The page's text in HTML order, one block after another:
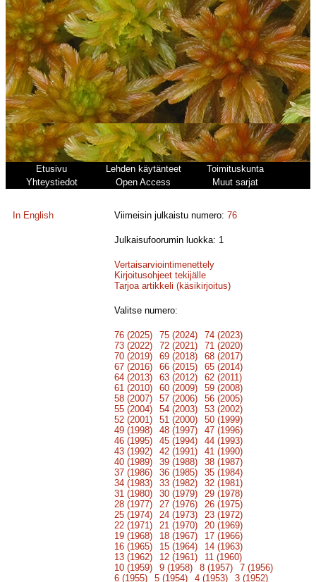
Etusivu Lehden käytänteet
Toimituskunta
Yhteystiedot
Open Access Muut sarjat
In English Viimeisin julkaistu numero:76
Julkaisufoorumin luokka: 1
Vertaisarviointimenettely
Kirjoitusohjeet tekijälle
Tarjoa artikkeli (käsikirjoitus)
Valitse numero:
76 (2025) 75 (2024)
74 (2023)
73 (2022)
72 (2021)
71 (2020)
70 (2019)
69 (2018)
68 (2017)
67 (2016)
66 (2015)
65 (2014)
64 (2013)
63 (2012)
62 (2011)
61 (2010)
60 (2009)
59 (2008)
58 (2007)
57 (2006)
56 (2005)
55 (2004)
54 (2003)
53 (2002)
52 (2001)
51 (2000)
50 (1999)
49 (1998)
48 (1997)
47 (1996)
46 (1995)
45 (1994)
44 (1993)
43 (1992)
42 (1991)
41 (1990)
40 (1989)
39 (1988)
38 (1987)
37 (1986)
36 (1985)
35 (1984)
34 (1983)
33 (1982)
32 (1981)
31 (1980)
30 (1979)
29 (1978)
28 (1977)
27 (1976)
26 (1975)
25 (1974)
24 (1973)
23 (1972)
22 (1971)
21 (1970)
20 (1969)
19 (1968)
18 (1967)
17 (1966)
16 (1965)
15 (1964)
14 (1963)
13 (1962)
12 (1961)
11 (1960)
10 (1959)
9 (1958) 8 (1957)
7 (1956)
6 (1955)
5 (1954) 4 (1953)
3 (1952)